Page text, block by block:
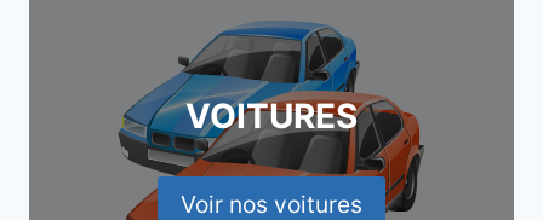
VOITURES
Voir nos voitures